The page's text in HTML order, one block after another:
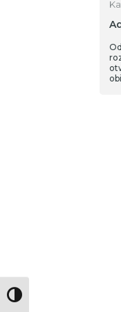
Toggle High Contrast